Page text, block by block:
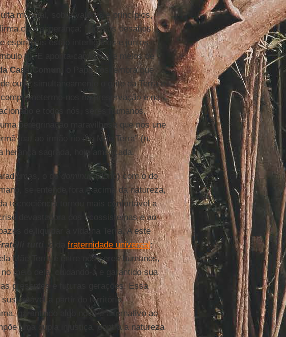
mundial, sobre valores e princípios,
com esperança: ”Nossos desafios
espirituais estão interligados e juntos
d). E aponta caminhos e meios de
Casa Comum
o Papa nos lembra que
ouvir simultaneamente o grito da Terra e
nos na preservação e na
e todos nós, seres humanos,
peregrinação maravilhosa que nos une
lua, ao irmão rio e à Mãe Terra” (n.
sagrada, hoje ameaçada.
o do dominus(dono) com o do
se entende fora e acima da natureza,
tecnociência tornou mais confortável a
devastadora dos ecossistemas e ao
de liquidar a vida na Terra. A este
tutti , o da fraternidade universal:
Mãe Terra e entre nós seres humanos,
meio dela, cuidando-a e garantido sua
presentes e futuras gerações. Essa
a partir do território
garantindo algo novo e alternativo ao
uma dupla injustiça, contra a natureza